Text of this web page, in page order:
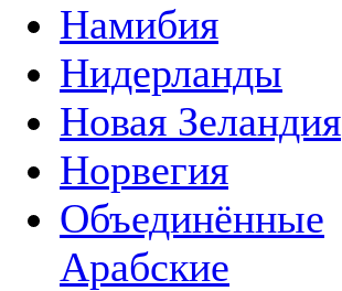
Намибия
Нидерланды
Новая Зеландия
Норвегия
Объединённые
Арабские